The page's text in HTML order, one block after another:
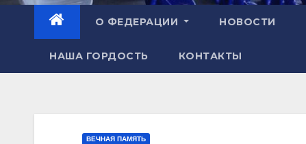
О ФЕДЕРАЦИИ НОВОСТИ
НАША ГОРДОСТЬ КОНТАКТЫ
ВЕЧНАЯ ПАМЯТЬ